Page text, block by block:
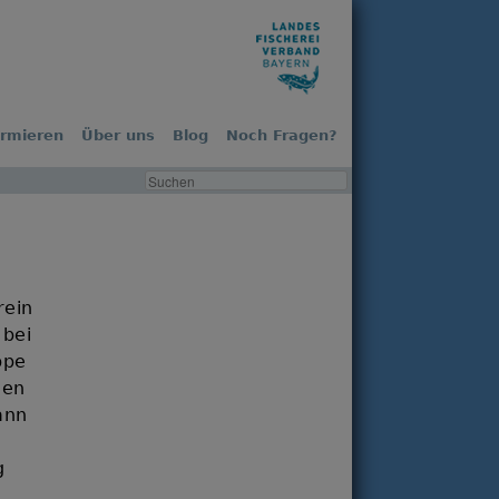
Über uns Blog Noch Fragen?